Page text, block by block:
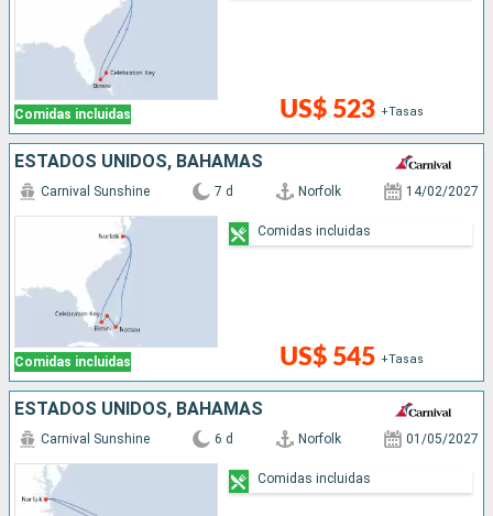
Comidas incluidas US$ 523 +Tasas
ESTADOS UNIDOS, BAHAMAS
Comidas incluidas
Carnival Sunshine 7 d Norfolk 14/02/2027
US$ 545 +Tasas
Comidas incluidas
ESTADOS UNIDOS, BAHAMAS
Carnival Sunshine 6 d Norfolk 01/05/2027
Comidas incluidas